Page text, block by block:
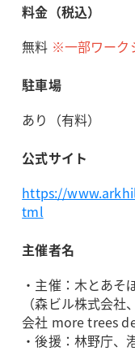
料金（税込）
無料 ※一部ワーク
駐車場
あり（有料）
公式サイト
https://
tml
主催者名
・主催：木とあ
（森ビル株式会
会社 more trees
・後援：林野庁、